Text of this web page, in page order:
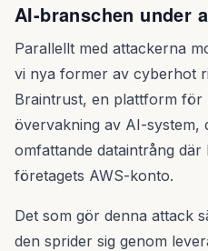
AI-branschen under
Parallellt med attackerna
vi nya former av cyberhot
Braintrust, en plattform för
övervakning av AI-system,
omfattande dataintrång
företagets AWS-konto.
Det som gör denna attack
den sprider sig genom